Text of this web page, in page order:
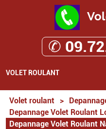
✆
VOLET ROULANT
Volet roulant >
Depannage Volet Roulant
Depannage Volet Roulant